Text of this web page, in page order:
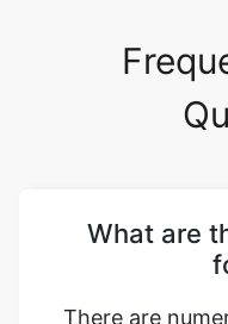
What are
there. Some
great for
PNG, are best